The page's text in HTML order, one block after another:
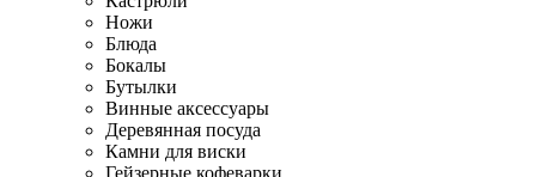
Ножи
Блюда
Бокалы
Бутылки
Винные аксессуары
Деревянная посуда
Камни для виски
Гейзерные кофеварки